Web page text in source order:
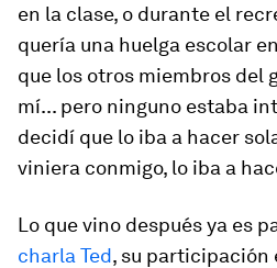
en la clase, o durante el
quería una huelga escolar
que los otros miembros del
mí... pero ninguno estaba
decidí que lo iba a hacer
viniera conmigo, lo iba a
Lo que vino después ya es
charla Ted, su participación